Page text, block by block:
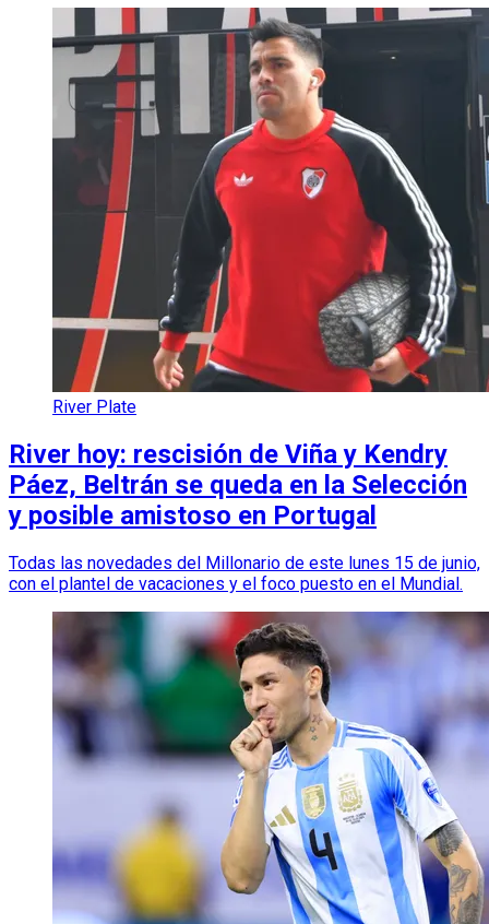
River Plate
River hoy: rescisión de Viña y Kendry
Páez, Beltrán se queda en la Selección
y posible amistoso en Portugal
Todas las novedades del Millonario de este lunes 15 de junio,
con el plantel de vacaciones y el foco puesto en el Mundial.